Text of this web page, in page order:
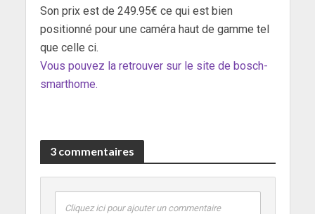
Son prix est de 249.95€ ce qui est bien
positionné pour une caméra haut de gamme tel
que celle ci.
Vous pouvez la retrouver sur le site de bosch-
smarthome.
3 commentaires
Cliquez ici pour ajouter un commentaire